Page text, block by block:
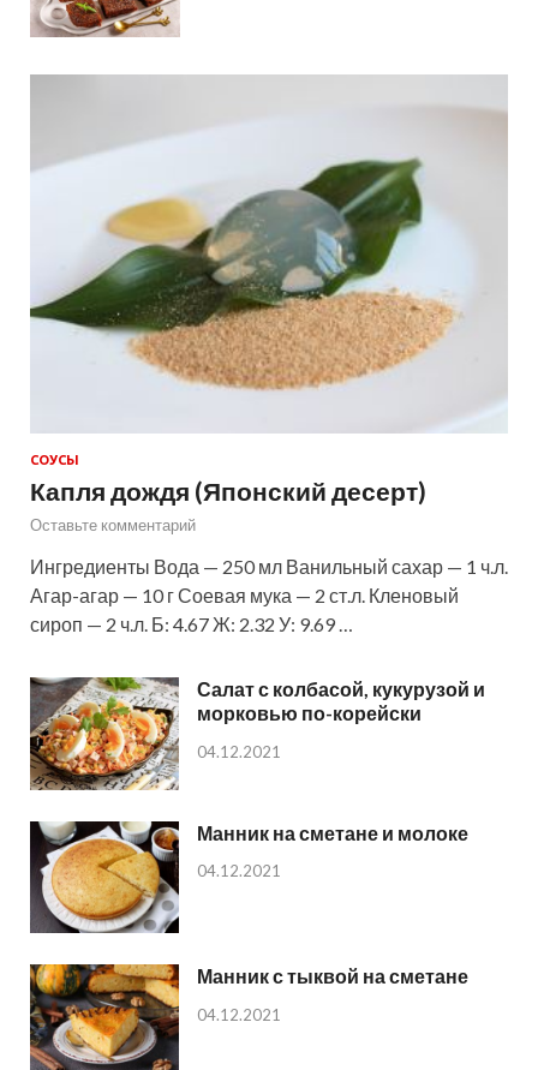
СОУСЫ
Капля дождя (Японский десерт)
Оставьте комментарий
Ингредиенты Вода — 250 мл Ванильный сахар — 1 ч.л.
Агар-агар — 10 г Соевая мука — 2 ст.л. Кленовый
сироп — 2 ч.л. Б: 4.67 Ж: 2.32 У: 9.69 …
Салат с колбасой, кукурузой и
морковью по-корейски
04.12.2021
Манник на сметане и молоке
04.12.2021
Манник с тыквой на сметане
04.12.2021